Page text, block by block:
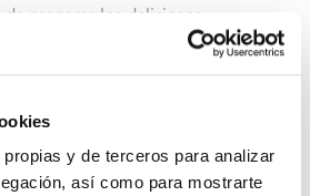
y de terceros para analizar
así como para mostrarte
preparar los deliciosos
y servirlos con tu salsa favorita.
de los tequeños,precalienta
peguen al cestillo,puedes rociar
en spray. Luego, coloca los